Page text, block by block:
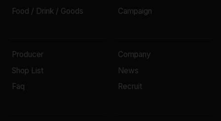
Food / Drink / Goods
Campaign
Producer
Shop List
Faq
Company
News
Recruit